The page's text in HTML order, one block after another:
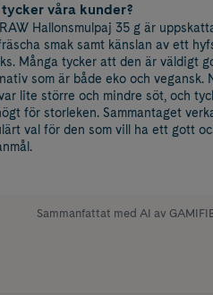
tycker våra kunder?
RAW Hallonsmulpaj 35 g är
smak samt känslan av ett
Många tycker att den är väldigt
som är både eko och vegansk.
lite större och mindre söt, och
för storleken. Sammantaget
val för den som vill ha ett gott
Sammanfattat med AI av